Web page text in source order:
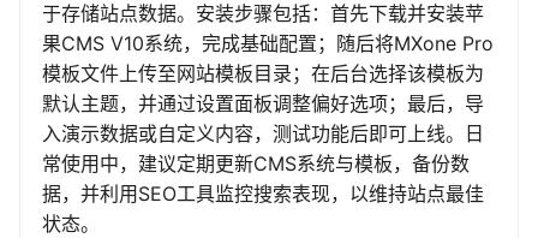
于存储站点数据。安装步骤包括：首先下载并安装苹
果CMS V10系统，完成基础配置；随后将MXone Pro
模板文件上传至网站模板目录；在后台选择该模板为
默认主题，并通过设置面板调整偏好选项；最后，导
入演示数据或自定义内容，测试功能后即可上线。日
常使用中，建议定期更新CMS系统与模板，备份数
据，并利用SEO工具监控搜索表现，以维持站点最佳
状态。